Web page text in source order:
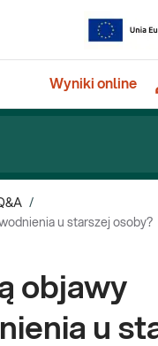
Wyniki online
/
u starszej osoby?
objawy
u